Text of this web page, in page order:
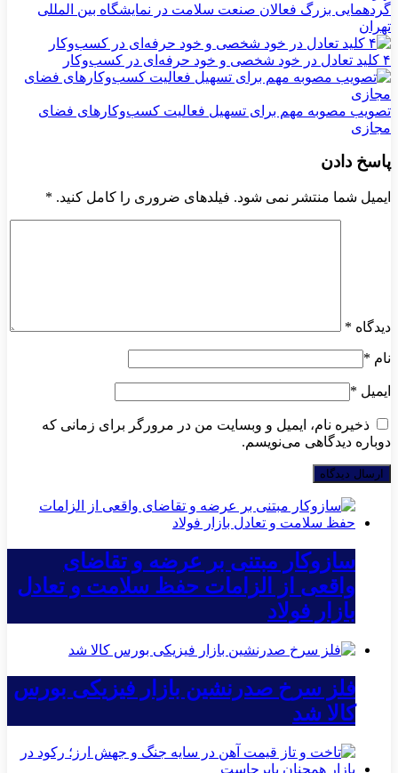
گردهمایی بزرگ فعالان صنعت سلامت در نمایشگاه بین المللی
تهران
۴ کلید تعادل در خود شخصی و خود حرفه‌ای در کسب‌وکار
تصویب مصوبه مهم برای تسهیل فعالیت کسب‌وکارهای فضای
مجازی
پاسخ دادن
ایمیل شما منتشر نمی شود. فیلدهای ضروری را کامل کنید. *
دیدگاه *
نام *
ایمیل *
ذخیره نام، ایمیل و وبسایت من در مرورگر برای زمانی که
دوباره دیدگاهی می‌نویسم.
سازوکار مبتنی بر عرضه و تقاضای
واقعی از الزامات حفظ سلامت و تعادل
بازار فولاد
فلز سرخ صدرنشین بازار فیزیکی بورس
کالا شد